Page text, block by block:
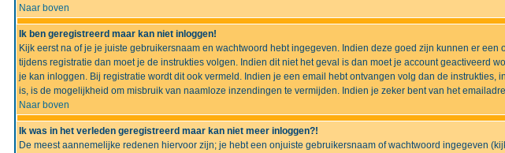
Naar boven
Ik ben geregistreerd maar kan niet inloggen!
Kijk eerst na of je je juiste gebruikersnaam en wachtwoord hebt ingegeven. Indien deze goed zijn kunnen er
tijdens registratie dan moet je de instrukties volgen. Indien dit niet het geval is dan moet je account geactiveerd
je kan inloggen. Bij registratie wordt dit ook vermeld. Indien je een email hebt ontvangen volg dan de
is, is de mogelijkheid om misbruik van naamloze inzendingen te vermijden. Indien je zeker bent van het
Naar boven
Ik was in het verleden geregistreerd maar kan niet meer inloggen?!
De meest aannemelijke redenen hiervoor zijn; je hebt een onjuiste gebruikersnaam of wachtwoord ingegeven